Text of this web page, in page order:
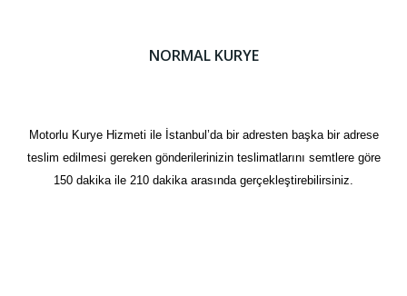
NORMAL KURYE
Motorlu Kurye Hizmeti ile İstanbul’da bir adresten başka bir adrese
teslim edilmesi gereken gönderilerinizin teslimatlarını semtlere göre
150 dakika ile 210 dakika arasında gerçekleştirebilirsiniz.